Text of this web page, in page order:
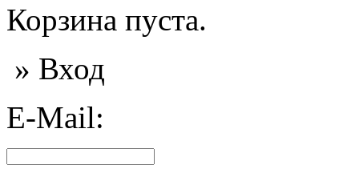
Корзина пуста.
» Вход
E-Mail: